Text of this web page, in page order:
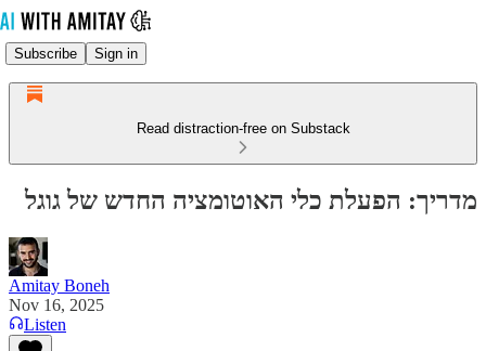
Subscribe Sign in
Read distraction-free on Substack
מדריך: הפעלת כלי האוטומציה החדש של גוגל
Amitay Boneh
Nov 16, 2025
Listen